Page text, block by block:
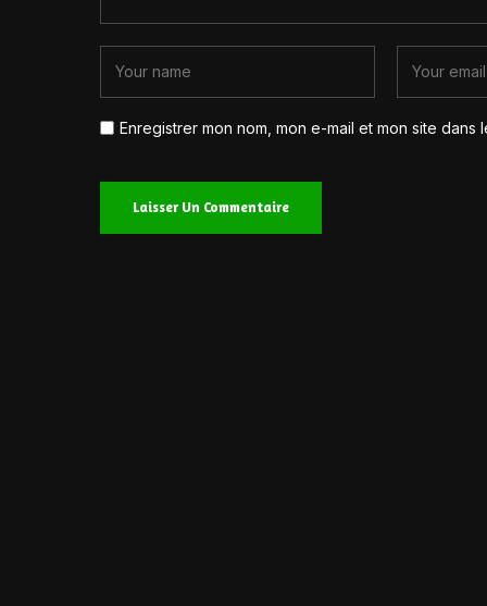
Enregistrer mon nom, mon e-mail et mon site